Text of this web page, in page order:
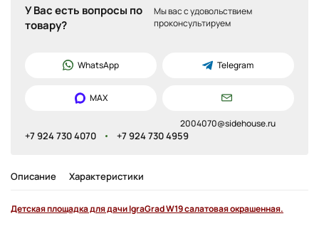
У Вас есть вопросы по
товару?
Мы вас с удовольствием
проконсультируем
WhatsApp Telegram
MAX
2004070@sidehouse.ru
+7 924 730 4070 +7 924 730 4959
Описание Характеристики
Детская площадка для дачи IgraGrad W19 салатовая окрашенная.